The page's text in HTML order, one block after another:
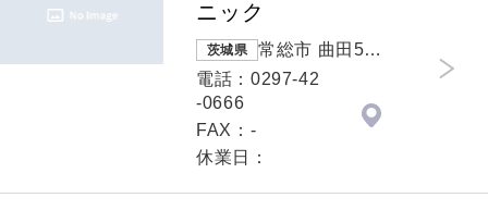
ニック
茨城県
常総市 曲田55
0-1
電話：0297-42
-0666
FAX：-
休業日：